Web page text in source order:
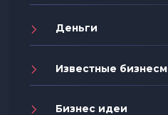
Деньги
Известные
Бизнес идеи